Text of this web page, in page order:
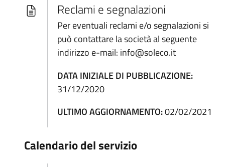
Reclami e segnalazioni
Per eventuali reclami e/o segnalazioni si
può contattare la società al seguente
indirizzo e-mail: info@soleco.it
DATA INIZIALE DI PUBBLICAZIONE:
31/12/2020
ULTIMO AGGIORNAMENTO:02/02/2021
Calendario del servizio